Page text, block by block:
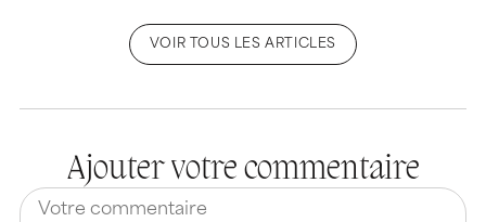
VOIR TOUS LES ARTICLES
Ajouter votre commentaire